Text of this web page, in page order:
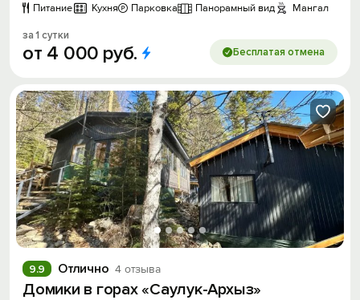
Питание
Кухня Парковка Панорамный вид Мангал
за 1 сутки
от 4 000 руб. Бесплатая отмена
Отлично 4 отзыва
9.9
Домики в горах «Саулук-Архыз»